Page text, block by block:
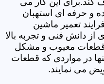
و حرفه ای استهبان
تعمیر ماشین
دانش فنی و تجربه بالا
قطعات معیوب و مشکل
در مواردی که قطعات
می نمایند.